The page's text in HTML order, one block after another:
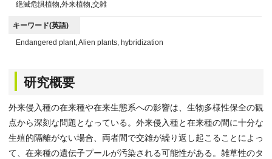
絶滅危惧植物,外来植物,交雑
キーワード(英語)
Endangered plant, Alien plants, hybridization
研究概要
外来侵入種の在来種や在来生態系への影響は、生物多様性保全の観
点から深刻な問題となっている。外来侵入種と在来種の間に十分な
生殖的隔離がない場合、両者間で交雑が繰り返し起こることによっ
て、在来種の遺伝子プールが汚染される可能性がある。雑草性のタ